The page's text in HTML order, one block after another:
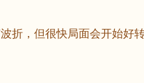
，但很快局面会开始好转